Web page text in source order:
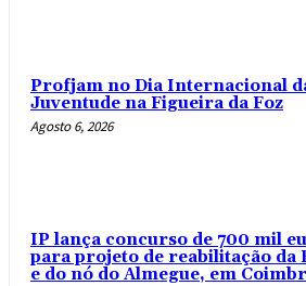
Profjam no Dia Internacional
Juventude na Figueira da Foz
Agosto 6, 2026
IP lança concurso de 700 mil
para projeto de reabilitação da
e do nó do Almegue, em